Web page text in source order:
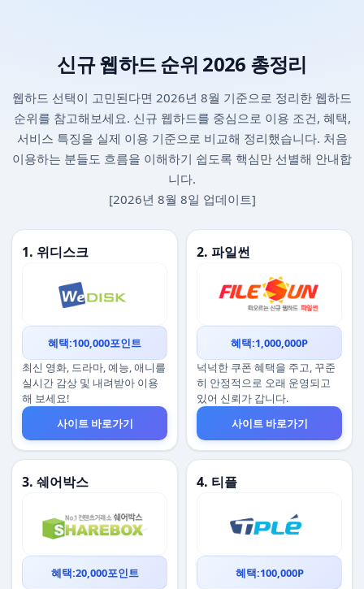
신규 웹하드 순위 2026 총정리
웹하드 선택이 고민된다면 2026년 8월 기준으로 정리한 웹하드
순위를 참고해보세요. 신규 웹하드를 중심으로 이용 조건, 혜택,
서비스 특징을 실제 이용 기준으로 비교해 정리했습니다. 처음
이용하는 분들도 흐름을 이해하기 쉽도록 핵심만 선별해 안내합
니다.
[2026년 8월 8일 업데이트]
1. 위디스크
혜택:100,000포인트
최신 영화, 드라마, 예능, 애니를
실시간 감상 및 내려받아 이용
해 보세요!
사이트 바로가기
2. 파일썬
혜택:1,000,000P
넉넉한 쿠폰 혜택을 주고, 꾸준
히 안정적으로 오래 운영되고
있어 신뢰가 갑니다.
사이트 바로가기
3. 쉐어박스
혜택:20,000포인트
4. 티플
혜택:100,000P